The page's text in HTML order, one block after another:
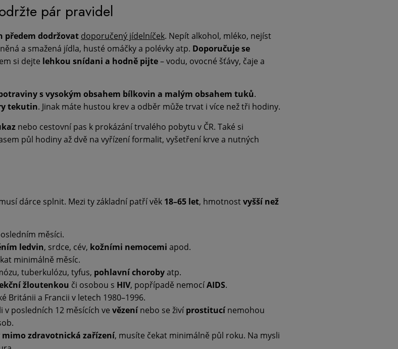
pár pravidel
předem dodržovat doporučený jídelníček. Nepít alkohol, mléko, nejíst
a smažená jídla, husté omáčky a polévky atp. Doporučuje se
si dejte lehkou snídani a hodně pijte– vodu, ovocné šťávy, čaje a
s vysokým obsahem bílkovin a malým obsahem tuků.
tekutin. Jinak máte hustou krev a odběr může trvat i více než tři hodiny.
nebo cestovní pas k prokázání trvalého pobytu v ČR. Také si
půl hodiny až dvě na vyřízení formalit, vyšetření krve a nutných
dárce splnit. Mezi ty základní patří věk 18–65 let, hmotnostvyšší než
měsíci.
ledvin, srdce, cév, kožními nemocemi apod.
minimálně měsíc.
tuberkulózu, tyfus, pohlavní chorobyatp.
žloutenkou či osobou s HIV, popřípadě nemocíAIDS.
Británii a Francii v letech 1980–1996.
v posledních 12 měsících ve vězenínebo se živíprostitucínemohou
zdravotnická zařízení, musíte čekat minimálně půl roku. Na mysli